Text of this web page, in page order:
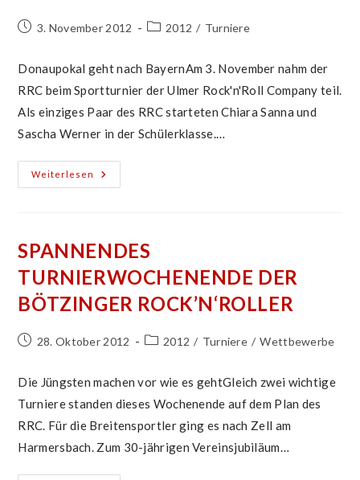
Beitrag3. November 2012
Beitrags-
2012 / Turniere
Donaupokal geht nach BayernAm 3. November nahm der
RRC beim Sportturnier der Ulmer Rock'n'Roll Company teil.
Als einziges Paar des RRC starteten Chiara Sanna und
Sascha Werner in der Schülerklasse.…
Weiterlesen
Bötzinger
Rock’n’Roller
SPANNENDES
TURNIERWOCHENENDE DER
BÖTZINGER ROCK’N‘ROLLER
Beitrag28. Oktober 2012
Beitrags-
2012 / Turniere / Wettbewerbe
Die Jüngsten machen vor wie es gehtGleich zwei wichtige
Turniere standen dieses Wochenende auf dem Plan des
RRC. Für die Breitensportler ging es nach Zell am
Harmersbach. Zum 30-jährigen Vereinsjubiläum…